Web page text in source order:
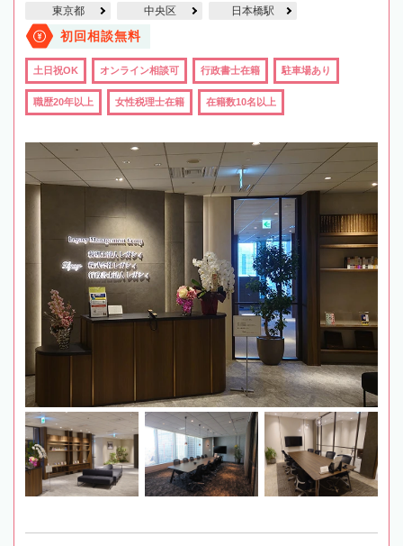
東京都 中央区 日本橋駅
初回相談無料
土日祝OK オンライン相談可 行政書士在籍 駐車場あり
職歴20年以上 女性税理士在籍 在籍数10名以上